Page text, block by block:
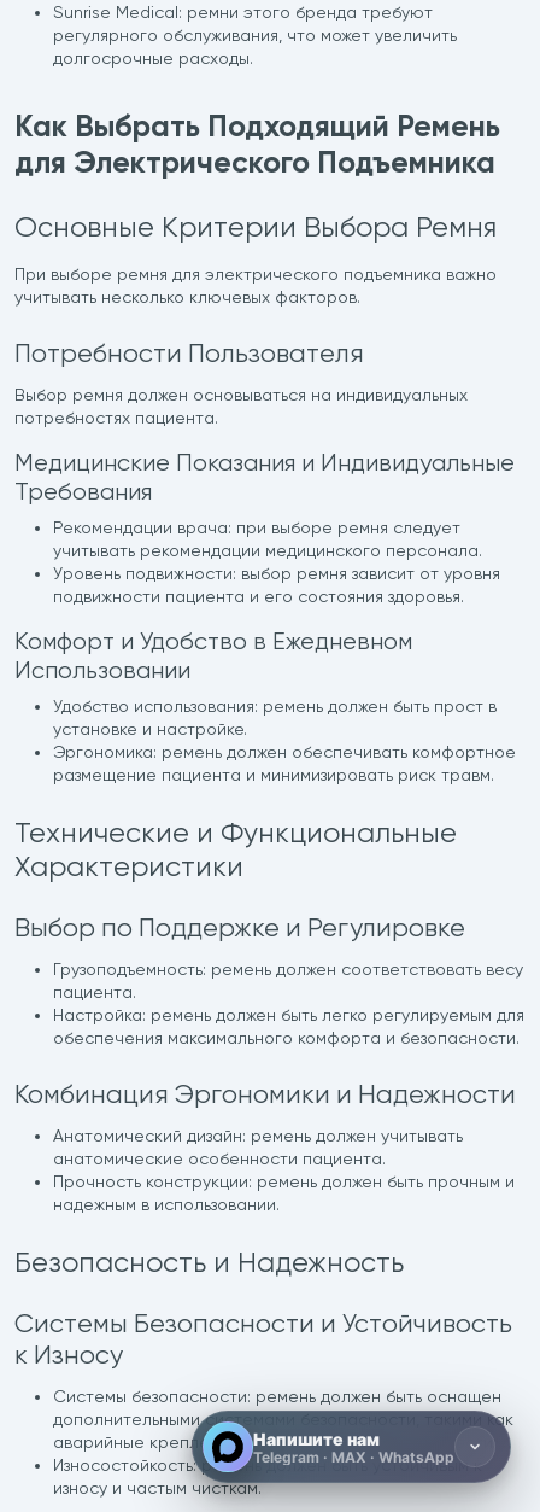
Sunrise Medical: ремни этого бренда требуют
регулярного обслуживания, что может увеличить
долгосрочные расходы.
Как Выбрать Подходящий Ремень
для Электрического Подъемника
Основные Критерии Выбора Ремня
При выборе ремня для электрического подъемника важно
учитывать несколько ключевых факторов.
Потребности Пользователя
Выбор ремня должен основываться на индивидуальных
потребностях пациента.
Медицинские Показания и Индивидуальные
Требования
Рекомендации врача: при выборе ремня следует
учитывать рекомендации медицинского персонала.
Уровень подвижности: выбор ремня зависит от уровня
подвижности пациента и его состояния здоровья.
Комфорт и Удобство в Ежедневном
Использовании
Удобство использования: ремень должен быть прост в
установке и настройке.
Эргономика: ремень должен обеспечивать комфортное
размещение пациента и минимизировать риск травм.
Технические и Функциональные
Характеристики
Выбор по Поддержке и Регулировке
Грузоподъемность: ремень должен соответствовать весу
пациента.
Настройка: ремень должен быть легко регулируемым для
обеспечения максимального комфорта и безопасности.
Комбинация Эргономики и Надежности
Анатомический дизайн: ремень должен учитывать
анатомические особенности пациента.
Прочность конструкции: ремень должен быть прочным и
надежным в использовании.
Безопасность и Надежность
Системы Безопасности и Устойчивость
к Износу
Системы безопасности: ремень должен быть оснащен
дополнительными системами безопасности, такими как
аварийные крепления и усиленные ребра жесткости.
Износостойкость: ремень должен быть устойчивым к
износу и частым чисткам.
Напишите нам
Telegram · MAX · WhatsApp
Открыть чат
MAX